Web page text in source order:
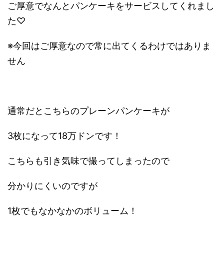
ご厚意でなんとパンケーキをサービスしてくれまし
た♡
※今回はご厚意なので常に出てくるわけではありま
せん
通常だとこちらのプレーンパンケーキが
3枚になって18万ドンです！
こちらも引き気味で撮ってしまったので
分かりにくいのですが
1枚でもなかなかのボリューム！